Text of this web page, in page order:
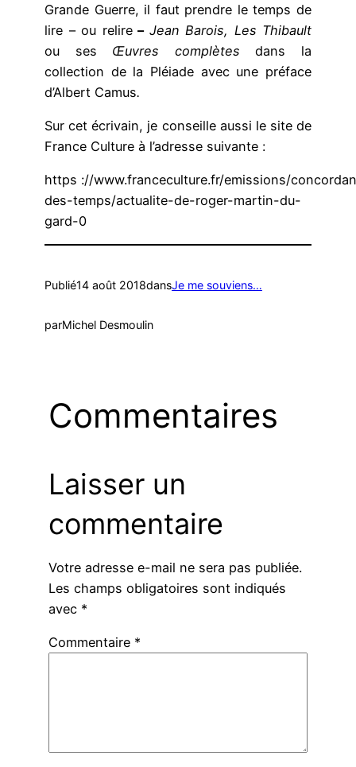
Grande Guerre, il faut prendre le temps de
lire – ou relire– Jean Barois, Les Thibault
ou ses Œuvres complètes dans la
collection de la Pléiade avec une préface
d’Albert Camus.
Sur cet écrivain, je conseille aussi le site de
France Culture à l’adresse suivante :
https ://www.franceculture.fr/emissions/
des-temps/actualite-de-roger-martin-du-
gard-0
Publié14 août 2018dansJe me souviens…
parMichel Desmoulin
Commentaires
Laisser un
commentaire
Votre adresse e-mail ne sera pas publiée.
Les champs obligatoires sont indiqués
avec *
Commentaire *